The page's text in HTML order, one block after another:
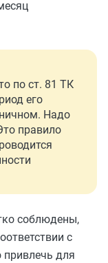
по ст. 81 ТК
его
Надо
правило
соблюдены,
с
для